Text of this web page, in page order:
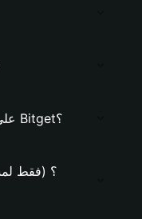
كيفية إنشاء محفظة fvd على محفظة Bitget؟